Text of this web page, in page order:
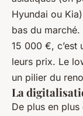
Hyundai ou
bas du marché.
15 000 €, c’est
leurs prix. Le
un pilier du
La
De plus en